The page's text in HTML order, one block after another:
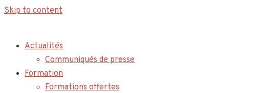
Skip to content
Actualités
Communiqués de presse
Formation
Formations offertes